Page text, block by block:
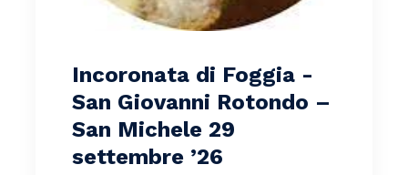
Incoronata di Foggia -
San Giovanni Rotondo –
San Michele 29
settembre ’26